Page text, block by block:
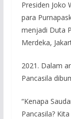
Presiden Joko
para
menjadi Duta
Merdeka,
2021. Dalam
Pancasila
“Kenapa
Pancasila?